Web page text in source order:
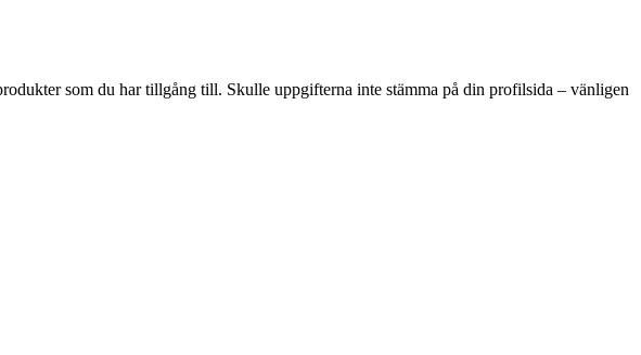
som du har tillgång till. Skulle uppgifterna inte stämma på din profilsida – vänligen